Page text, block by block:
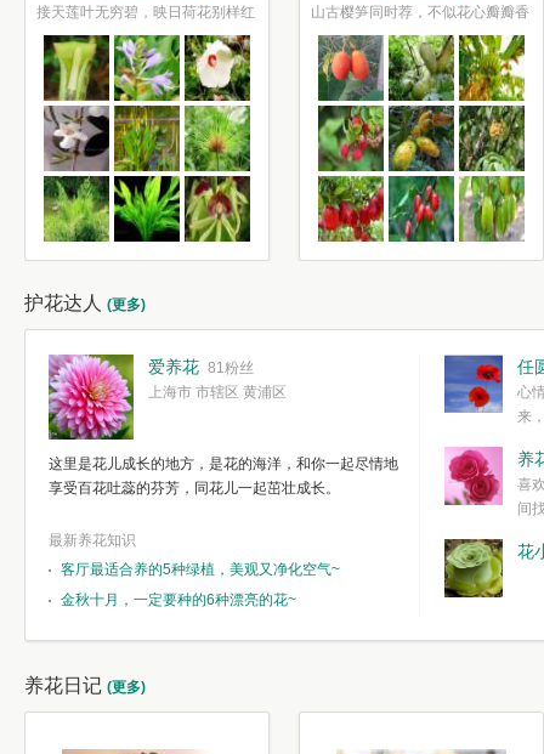
接天莲叶无穷碧，映日荷花别样红 山古樱笋同时荐，不似花心瓣瓣香
护花达人 (更多)
爱养花 81粉丝
上海市 市辖区 黄浦区
这里是花儿成长的地方，是花的海洋，和你一起尽情地
享受百花吐蕊的芬芳，同花儿一起茁壮成长。
最新养花知识
客厅最适合养的5种绿植，美观又净化空气~
金秋十月，一定要种的6种漂亮的花~
任
心
来
简单愉快的心
我们自己复杂
养
喜
间
花
养花日记 (更多)